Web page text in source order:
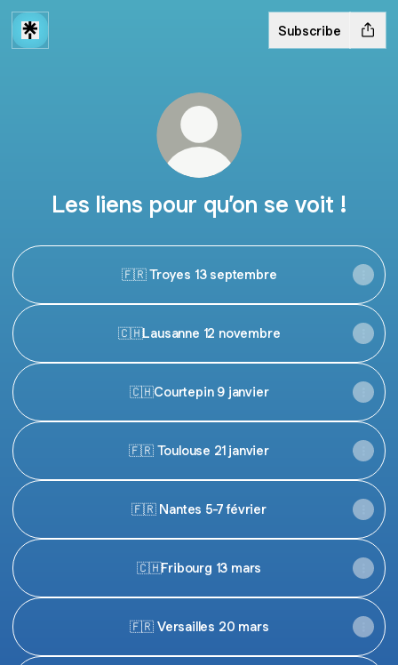
Subscribe
Les liens pour qu’on se voit !
🇫🇷 Troyes 13 septembre
🇨🇭Lausanne 12 novembre
🇨🇭Courtepin 9 janvier
🇫🇷 Toulouse 21 janvier
🇫🇷 Nantes 5-7 février
🇨🇭Fribourg 13 mars
🇫🇷 Versailles 20 mars